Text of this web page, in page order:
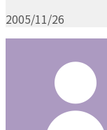
2005/11/26